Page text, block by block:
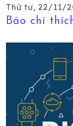
Thứ tư, 22/11/
Báo chí